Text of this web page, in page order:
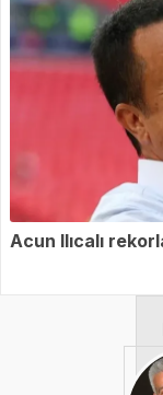
Acun Ilıcalı